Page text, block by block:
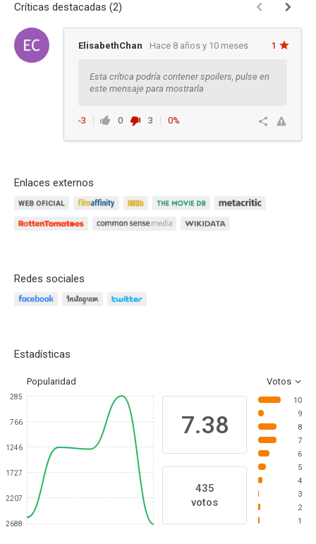
Críticas destacadas (2)
ElisabethChan Hace 8 años y 10 meses 1
Esta crítica podría contener spoilers, pulse en
este mensaje para mostrarla
-3 0 3
0%
Enlaces externos
Redes sociales
Estadísticas
Popularidad Votos
285
766
1246
1727
2207
2688
7.38
435
votos
10
9
8
7
6
5
4
3
2
1